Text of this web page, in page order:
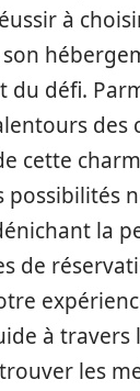
à
du défi.
des
cette
possibilités
la
de
à travers
les